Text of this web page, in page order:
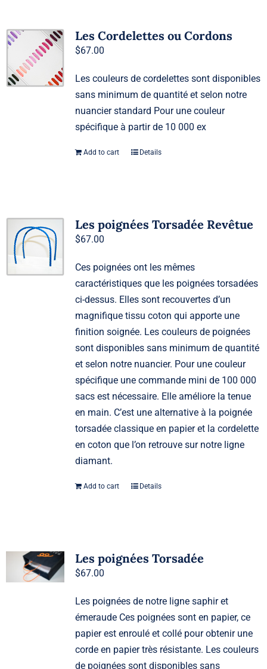
Les Cordelettes ou Cordons
$67.00
Les couleurs de cordelettes sont disponibles
sans minimum de quantité et selon notre
nuancier standard Pour une couleur
spécifique à partir de 10 000 ex
Add to cart Details
Les poignées Torsadée Revêtue
$67.00
Ces poignées ont les mêmes
caractéristiques que les poignées torsadées
ci-dessus. Elles sont recouvertes d’un
magnifique tissu coton qui apporte une
finition soignée. Les couleurs de poignées
sont disponibles sans minimum de quantité
et selon notre nuancier. Pour une couleur
spécifique une commande mini de 100 000
sacs est nécessaire. Elle améliore la tenue
en main. C’est une alternative à la poignée
torsadée classique en papier et la cordelette
en coton que l’on retrouve sur notre ligne
diamant.
Add to cart Details
Les poignées Torsadée
$67.00
Les poignées de notre ligne saphir et
émeraude Ces poignées sont en papier, ce
papier est enroulé et collé pour obtenir une
corde en papier très résistante. Les couleurs
de poignées sont disponibles sans